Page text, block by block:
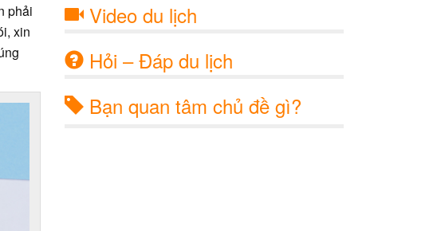
phải
xin
Video du lịch
Hỏi – Đáp du lịch
Bạn quan tâm chủ đề gì?